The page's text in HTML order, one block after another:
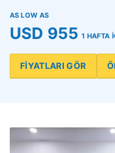
AS LOW AS
USD 955 1 HAFTA
FİYATLARI GÖR